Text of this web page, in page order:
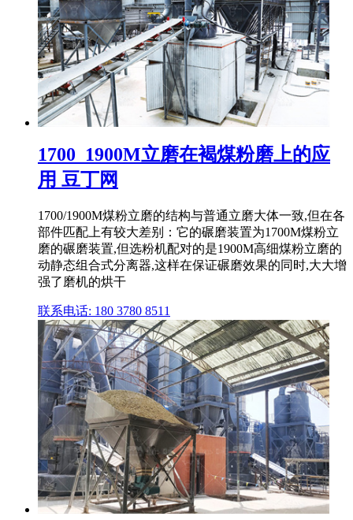
1700_1900M立磨在褐煤粉磨上的应
用 豆丁网
1700/1900M煤粉立磨的结构与普通立磨大体一致,但在各
部件匹配上有较大差别：它的碾磨装置为1700M煤粉立
磨的碾磨装置,但选粉机配对的是1900M高细煤粉立磨的
动静态组合式分离器,这样在保证碾磨效果的同时,大大增
强了磨机的烘干
联系电话: 180 3780 8511